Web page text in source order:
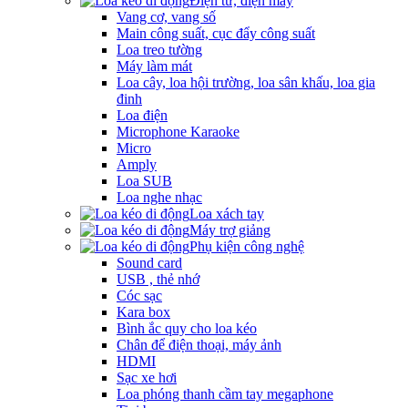
Vang cơ, vang số
Main công suất, cục đẩy công suất
Loa treo tường
Máy làm mát
Loa cây, loa hội trường, loa sân khấu, loa gia
đinh
Loa điện
Microphone Karaoke
Micro
Amply
Loa SUB
Loa nghe nhạc
Loa xách tay
Máy trợ giảng
Phụ kiện công nghệ
Sound card
USB , thẻ nhớ
Cóc sạc
Kara box
Bình ắc quy cho loa kéo
Chân để điện thoại, máy ảnh
HDMI
Sạc xe hơi
Loa phóng thanh cầm tay megaphone